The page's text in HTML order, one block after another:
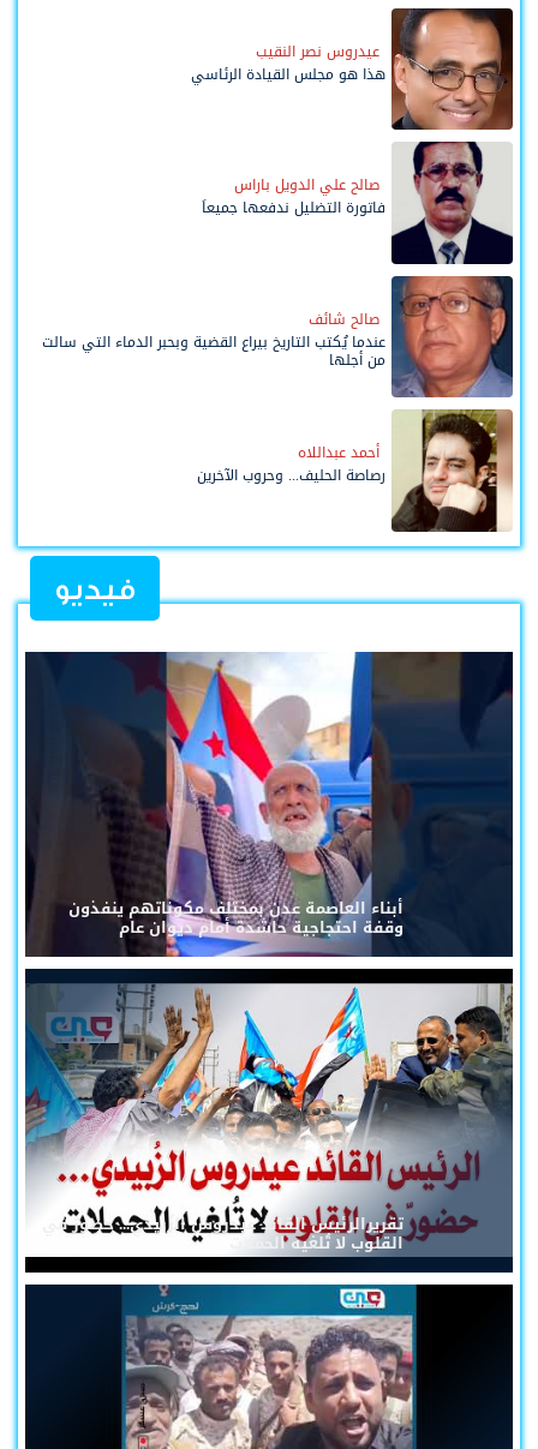
عيدروس نصر النقيب
هذا هو مجلس القيادة الرئاسي
صالح علي الدويل باراس
فاتورة التضليل ندفعها جميعاً
صالح شائف
عندما يُكتب التاريخ بيراع القضية وبحبر الدماء التي سالت
من أجلها
أحمد عبداللاه
رصاصة الحليف... وحروب الآخرين
فيديو
أبناء العاصمة عدن بمختلف مكوناتهم ينفذون
وقفة احتجاجية حاشدة أمام ديوان عام
تقريرالرئيس القائد عيدروس الزُبيدي... حضورٌ في
القلوب لا تُلغيه الحملات